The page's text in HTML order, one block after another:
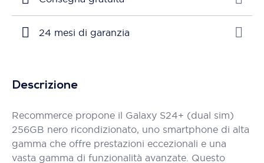
24 mesi di garanzia
Descrizione
Recommerce propone il Galaxy S24+ (dual sim)
256GB nero ricondizionato, uno smartphone di alta
gamma che offre prestazioni eccezionali e una
vasta gamma di funzionalità avanzate. Questo